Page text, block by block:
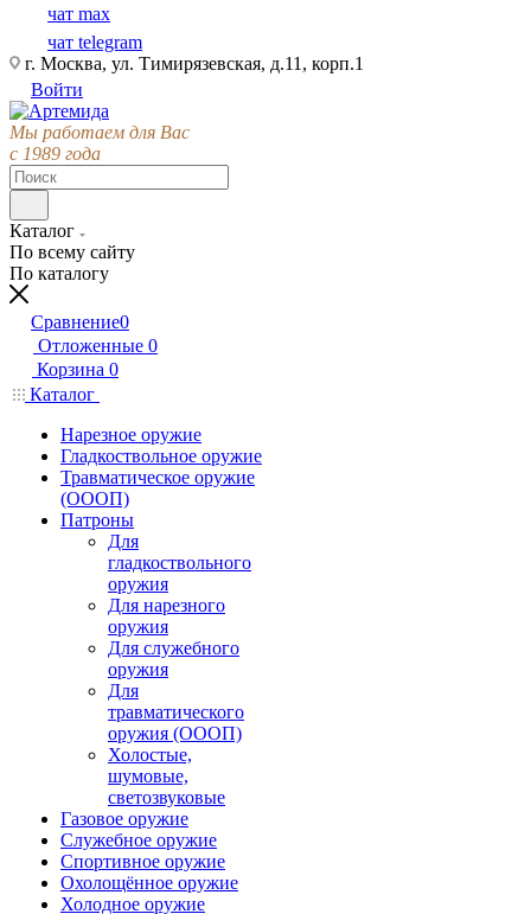
чат max
чат telegram
г. Москва, ул. Тимирязевская, д.11, корп.1
Войти
Мы работаем для Вас
с 1989 года
Каталог
По всему сайту
По каталогу
Сравнение0
Отложенные 0
Корзина 0
Каталог
Нарезное оружие
Гладкоствольное оружие
Травматическое оружие
(ОООП)
Патроны
Для
гладкоствольного
оружия
Для нарезного
оружия
Для служебного
оружия
Для
травматического
оружия (ОООП)
Холостые,
шумовые,
светозвуковые
Газовое оружие
Служебное оружие
Спортивное оружие
Охолощённое оружие
Холодное оружие